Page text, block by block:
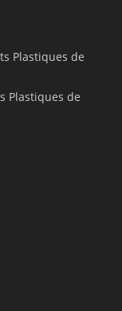
Plastiques de
Plastiques de